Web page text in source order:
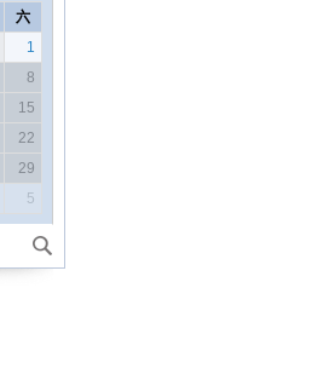
六
1
8
15
22
29
5